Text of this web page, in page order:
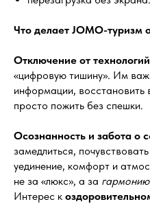
Что делает JOMO-туризм
Отключение от
«цифровую тишину». Им
информации, восстановить
просто пожить без спешки.
Осознанность и забота о
замедлиться,
уединение, комфорт и
не за «люкс», а за
Интерес к